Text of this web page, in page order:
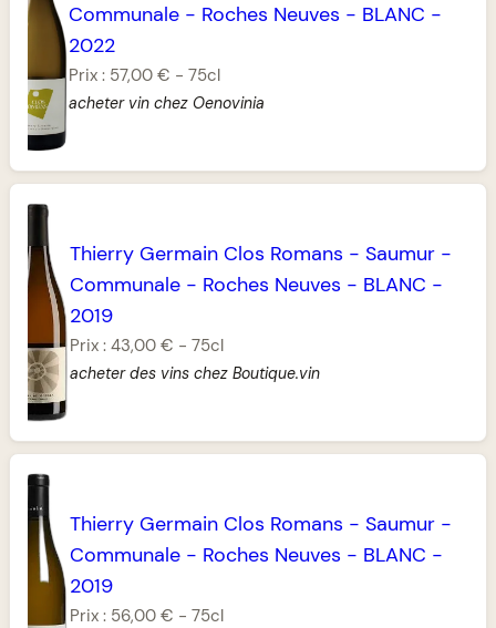
Communale- Roches Neuves - BLANC -
2022
Prix : 57,00 € - 75cl
acheter vin chez Oenovinia
Thierry Germain Clos Romans -Saumur -
Communale - Roches Neuves - BLANC -
2019
Prix :43,00 € -75cl
acheter des vins chez Boutique.vin
Thierry Germain Clos Romans -Saumur -
Communale - Roches Neuves - BLANC -
2019
Prix : 56,00 € -75cl